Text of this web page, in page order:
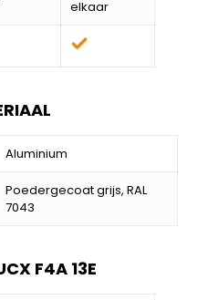
elkaar
Aluminium
Poedergecoat grijs, RAL
7043
F4A 13E